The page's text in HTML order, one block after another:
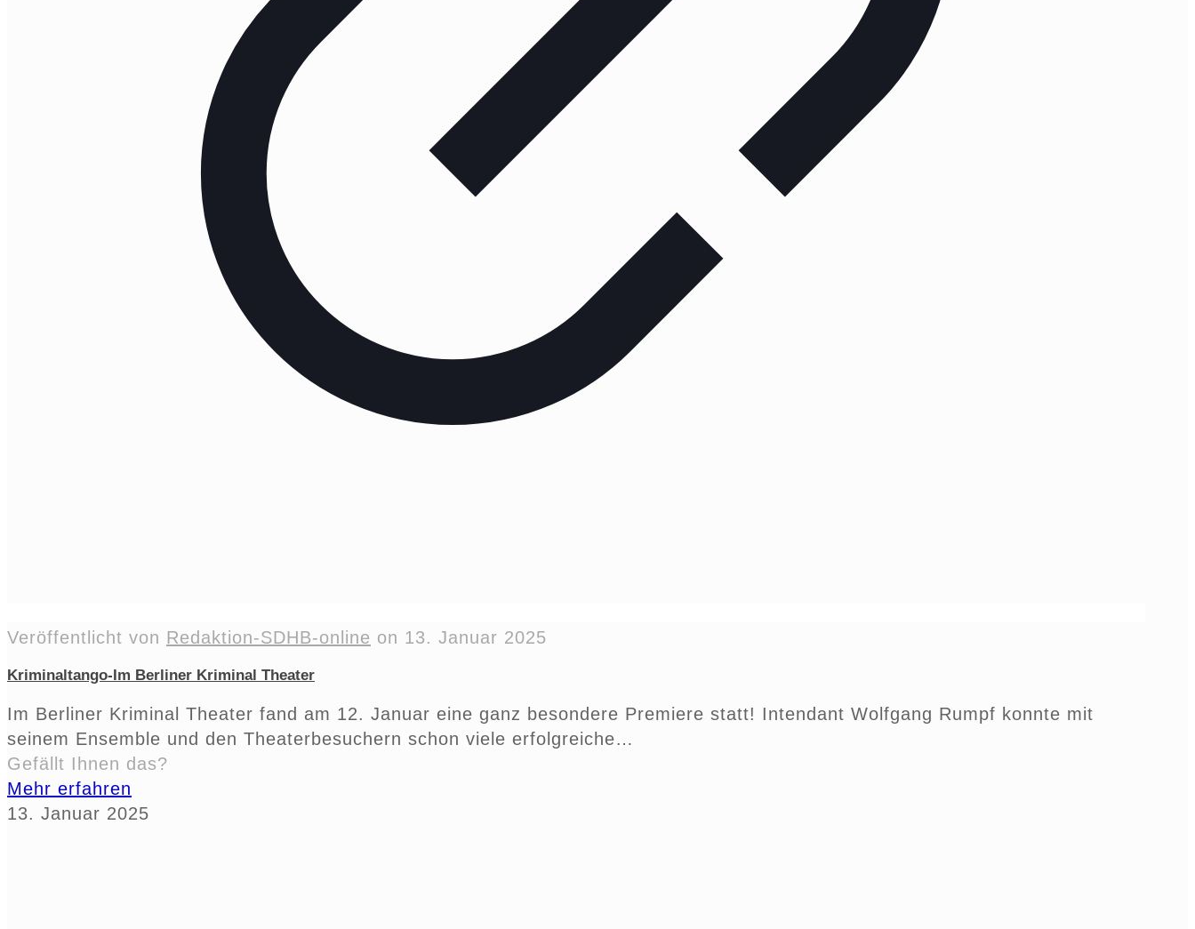
Veröffentlicht von Redaktion-SDHB-online on 13. Januar 2025
Kriminaltango-Im Berliner Kriminal Theater
Im Berliner Kriminal Theater fand am 12. Januar eine ganz besondere Premiere statt! Intendant Wolfgang Rumpf konnte mit
seinem Ensemble und den Theaterbesuchern schon viele erfolgreiche…
Gefällt Ihnen das?
Mehr erfahren
13. Januar 2025